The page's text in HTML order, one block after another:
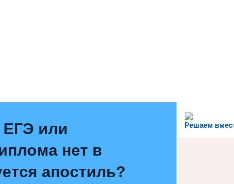
Решаем
или
нет в
апостиль?